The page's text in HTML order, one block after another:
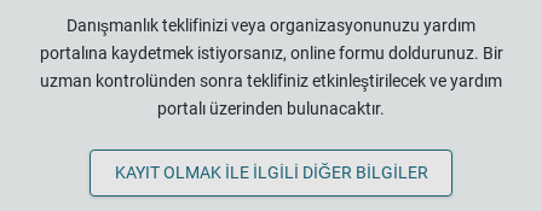
Danışmanlık teklifinizi veya organizasyonunuzu yardım
portalına kaydetmek istiyorsanız, online formu doldurunuz. Bir
uzman kontrolünden sonra teklifiniz etkinleştirilecek ve yardım
portalı üzerinden bulunacaktır.
KAYIT OLMAK ILE ILGILI DIĞER BILGILER